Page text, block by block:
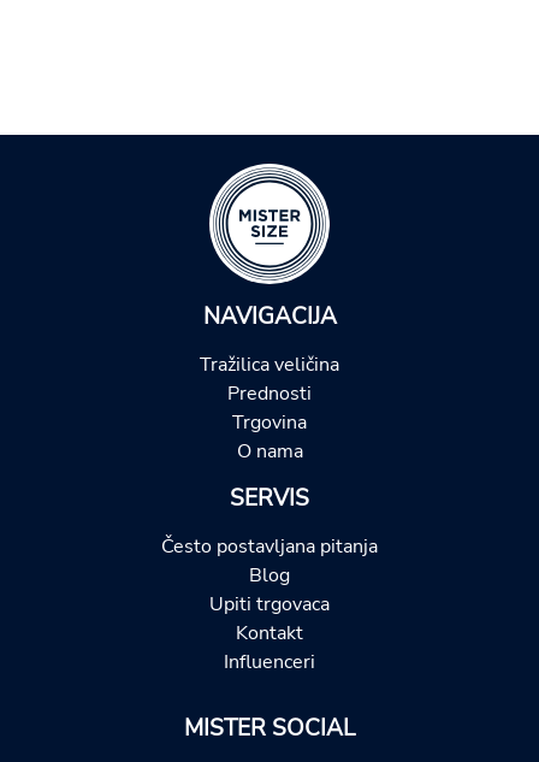
NAVIGACIJA
Tražilica veličina
Prednosti
Trgovina
O nama
SERVIS
Često postavljana pitanja
Blog
Upiti trgovaca
Kontakt
Influenceri
MISTER SOCIAL